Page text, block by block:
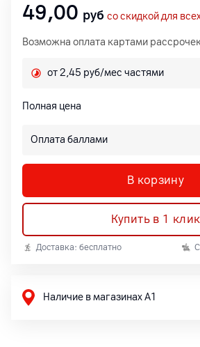
49,00 руб со скидкой для
Возможна оплата картами
от 2,45 руб/мес частями
Полная цена
Оплата баллами
В корзину
Купить в 1 клик
Доставка: бесплатно
Наличие в магазинах А1